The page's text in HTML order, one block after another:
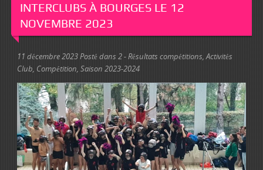
INTERCLUBS À BOURGES LE 12
NOVEMBRE 2023
11 décembre 2023Posté dans 2 - Résultats compétitions,Activités
Club, Compétition, Saison 2023-2024